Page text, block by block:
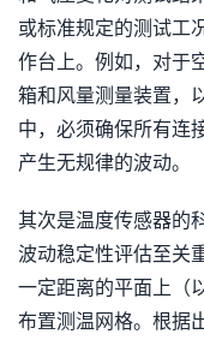
或标准规定的测试工
作台上。例如，对于
箱和风量测量装置，
中，必须确保所有连
产生无规律的波动。
其次是温度传感器的
波动稳定性评估至关
一定距离的平面上（
布置测温网格。根据